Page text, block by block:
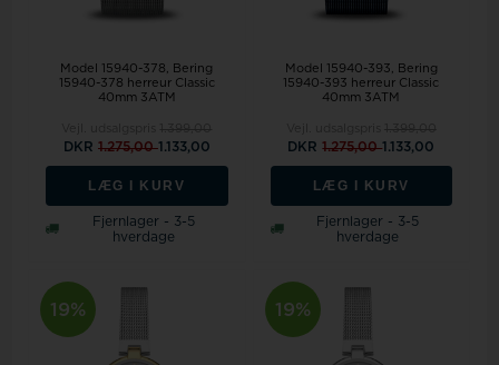
Model 15940-378
Bering
15940-378 herreur Classic
40mm 3ATM
DKR 1.275,001.133,00
LÆG I KURV
Fjernlager - 3-5
hverdage
Model 15940-393
Bering
15940-393 herreur Classic
40mm 3ATM
DKR1.275,001.133,00
LÆG I KURV
Fjernlager - 3-5
hverdage
19% 19%